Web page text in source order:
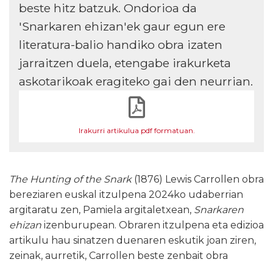
beste hitz batzuk. Ondorioa da
'Snarkaren ehizan'ek gaur egun ere
literatura-balio handiko obra izaten
jarraitzen duela, etengabe irakurketa
askotarikoak eragiteko gai den neurrian.
Irakurri artikulua pdf formatuan.
The Hunting of the Snark(1876) Lewis Carrollen obra
bereziaren euskal itzulpena 2024ko udaberrian
argitaratu zen, Pamiela argitaletxean, Snarkaren
ehizan izenburupean. Obraren itzulpena eta edizioa
artikulu hau sinatzen duenaren eskutik joan ziren,
zeinak, aurretik, Carrollen beste zenbait obra